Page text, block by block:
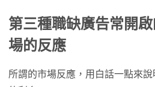
第三種職缺廣告常開
場的反應
所謂的市場反應，用白話一點來